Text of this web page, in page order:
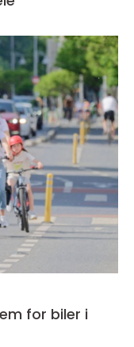
for biler i